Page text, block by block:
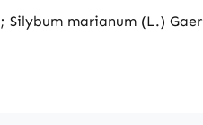
marianum (L.)